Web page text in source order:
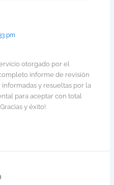
pm
otorgado por el
informe de revisión
y resueltas por la
para aceptar con total
y éxito!